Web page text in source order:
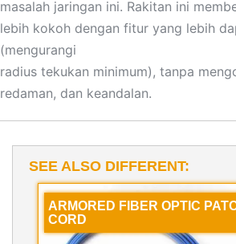
masalah jaringan ini. Rakitan ini
lebih kokoh dengan fitur yang lebih
(mengurangi
radius tekukan minimum), tanpa
redaman, dan keandalan.
SEE ALSO DIFFERENT:
ARMORED FIBER OPTIC
CORD